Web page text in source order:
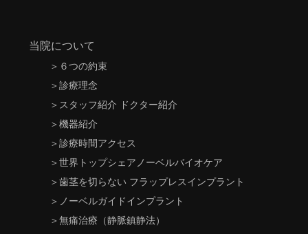
当院について
＞ ６つの約束
＞診療理念
＞ スタッフ紹介 ドクター紹介
＞機器紹介
＞診療時間アクセス
＞世界トップシェアノーベルバイオケア
＞歯茎を切らない フラップレスインプラント
＞ ノーベルガイドインプラント
＞無痛治療（静脈鎮静法）